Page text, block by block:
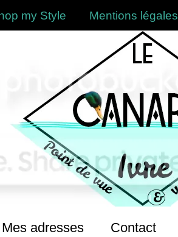
my Style Mentions légales
Mes adresses Contact